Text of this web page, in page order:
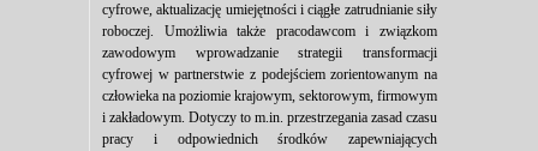
cyfrowe, aktualizację umiejętności i ciągłe zatrudnianie siły
roboczej. Umożliwia także pracodawcom i związkom
zawodowym wprowadzanie strategii transformacji
cyfrowej w partnerstwie z podejściem zorientowanym na
człowieka na poziomie krajowym, sektorowym, firmowym
i zakładowym. Dotyczy to m.in. przestrzegania zasad czasu
pracy i odpowiednich środków zapewniających